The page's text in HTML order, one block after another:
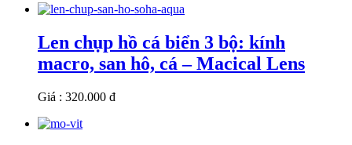
Len chụp hồ cá biển 3 bộ: kính
macro, san hô, cá – Macical Lens
Giá : 320.000 đ